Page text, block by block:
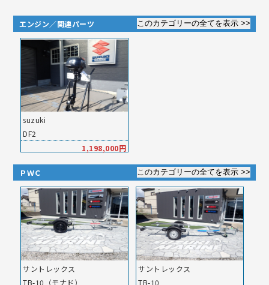
エンジン／関連パーツ
suzuki
DF2
1,198,000円
ＰＷＣ
サントレックス
TB-10（モナド）
サントレックス
TB-10